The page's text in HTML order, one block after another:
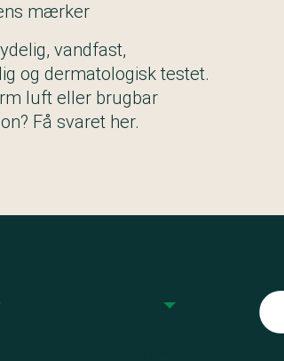
mærker
vandfast,
og dermatologisk testet.
luft eller brugbar
Få svaret her.